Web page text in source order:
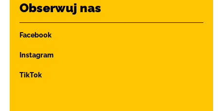
Obserwuj nas
Facebook
Instagram
TikTok